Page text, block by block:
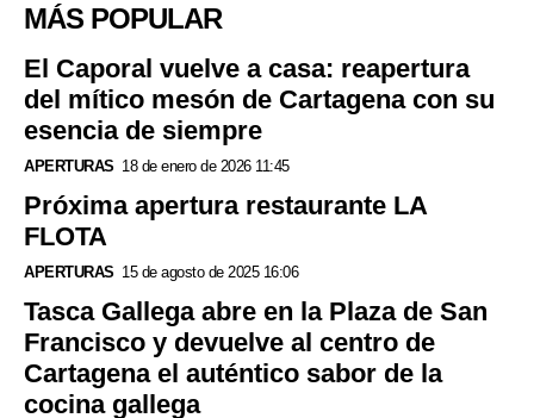
MÁS POPULAR
El Caporal vuelve a casa: reapertura
del mítico mesón de Cartagena con su
esencia de siempre
APERTURAS 18 de enero de 2026 11:45
Próxima apertura restaurante LA
FLOTA
APERTURAS 15 de agosto de 2025 16:06
Tasca Gallega abre en la Plaza de San
Francisco y devuelve al centro de
Cartagena el auténtico sabor de la
cocina gallega